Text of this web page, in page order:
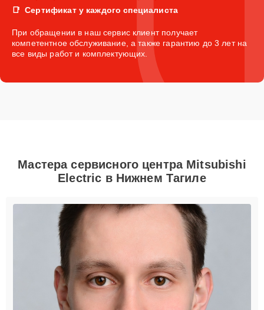
Сертификат у каждого специалиста
При обращении в наш сервис клиент получает
компетентное обслуживание, а также гарантию до 3 лет на
все виды работ и комплектующих.
Мастера сервисного центра Mitsubishi
Electric в Нижнем Тагиле